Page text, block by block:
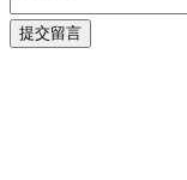
提交留言